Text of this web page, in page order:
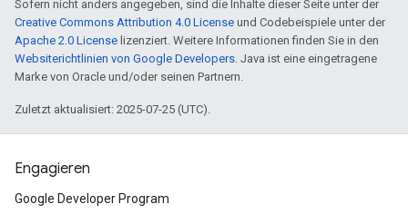
Sofern nicht anders angegeben, sind die Inhalte dieser Seite unter der
Creative Commons Attribution 4.0 License und Codebeispiele unter der
Apache 2.0 License lizenziert. Weitere Informationen finden Sie in den
Websiterichtlinien von Google Developers. Java ist eine eingetragene
Marke von Oracle und/oder seinen Partnern.
Zuletzt aktualisiert: 2025-07-25 (UTC).
Engagieren
Google Developer Program